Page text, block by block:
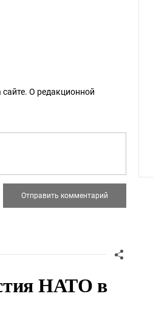
сайте. О редакционной
НАТО в